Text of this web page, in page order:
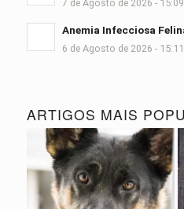
7 de Agosto de 2026 - 15:09
Anemia Infecciosa
6 de Agosto de 2026 - 15:11
ARTIGOS MAIS